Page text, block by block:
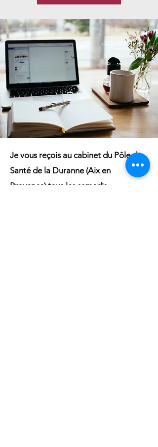
Je vous reçois au cabinet du Pôle de
Santé de la Duranne (Aix en
Provence) tous les samedis.